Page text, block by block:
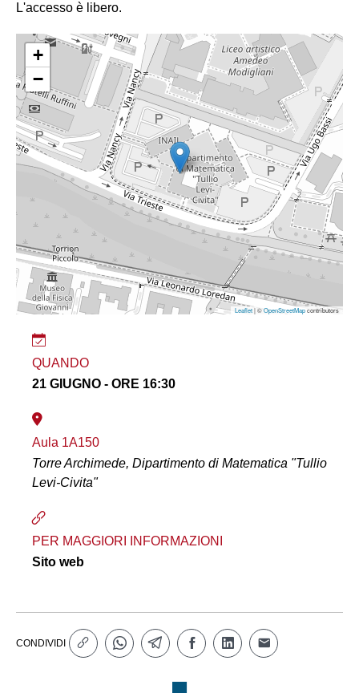
L'accesso è libero.
+
−
Leaflet| ©OpenStreetMapcontributors
QUANDO
21 GIUGNO - ORE 16:30
Aula 1A150
Torre Archimede, Dipartimento di Matematica "Tullio
Levi-Civita"
PER MAGGIORI INFORMAZIONI
Sito web
CONDIVIDI